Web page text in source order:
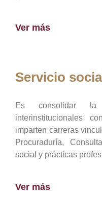
Ver más
Servicio
Es consolidar la
interinstitucionales
imparten carreras
Procuraduría,
social y prácticas
Ver más